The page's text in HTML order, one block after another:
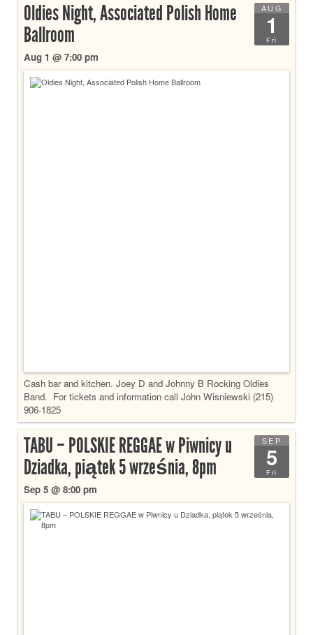
AUG
1
Fri
Oldies Night, Associated Polish Home
Ballroom
Aug 1 @ 7:00 pm
Cash bar and kitchen. Joey D and Johnny B Rocking Oldies
Band. For tickets and information call John Wisniewski (215)
906-1825
SEP
5
Fri
TABU – POLSKIE REGGAE w Piwnicy u
Dziadka, piątek 5 września, 8pm
Sep 5 @ 8:00 pm